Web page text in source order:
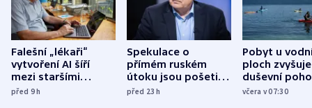
Falešní „lékaři“
vytvoření AI šíří
mezi staršími
Poláky nebezpečné
před 9h
Spekulace o
přímém ruském
útoku jsou pošetilé,
míní estonský
před 23h
Pobyt u
ploch zvyšuje
duševní
ukázala
včera v 07:30